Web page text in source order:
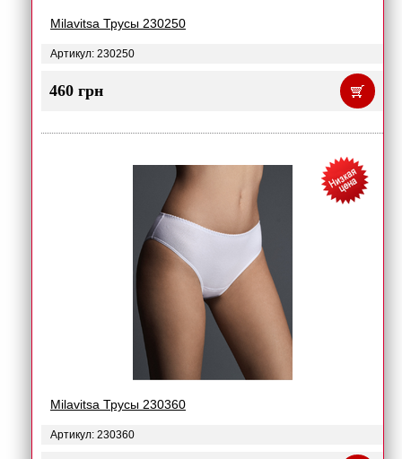
Milavitsa Трусы 230250
Артикул: 230250
460 грн
Milavitsa Трусы 230360
Артикул: 230360